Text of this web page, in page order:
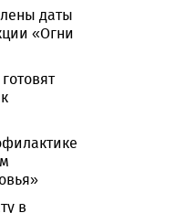
даты
«Огни
в